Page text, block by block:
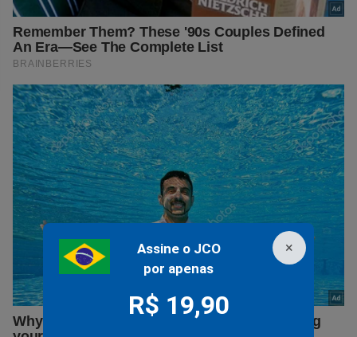
×
Assine o JCO
por apenas
R$ 19,90